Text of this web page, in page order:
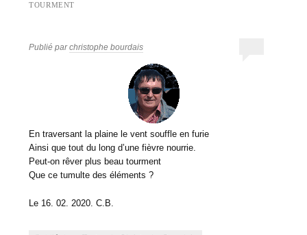
TOURMENT
Publié parchristophe bourdais
En traversant la plaine le vent souffle en furie
Ainsi que tout du long d’une fièvre nourrie.
Peut-on rêver plus beau tourment
Que ce tumulte des éléments ?
Le 16. 02. 2020. C.B.